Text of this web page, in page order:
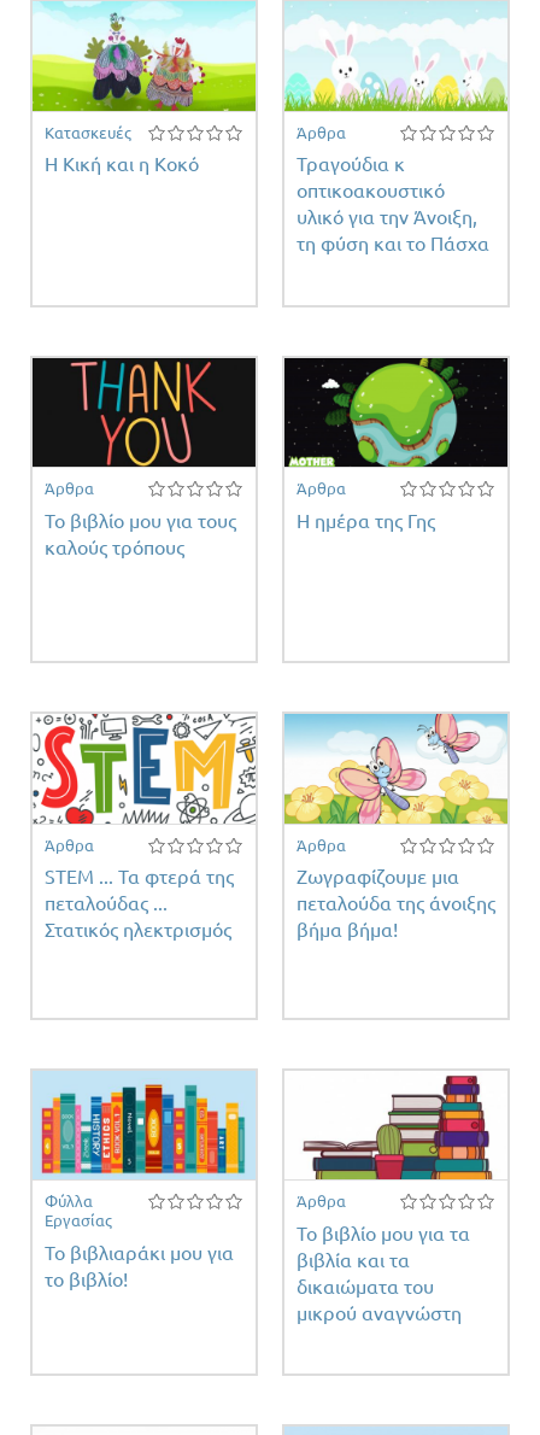
Κατασκευές
Η Κική και η Κοκό
Άρθρα
Τραγούδια κ
οπτικοακουστικό
υλικό για την Άνοιξη,
τη φύση και το Πάσχα
Άρθρα
Το βιβλίο μου για τους
καλούς τρόπους
Άρθρα
Η ημέρα της Γης
Άρθρα
STEM ... Τα φτερά της
πεταλούδας ...
Στατικός ηλεκτρισμός
Άρθρα
Ζωγραφίζουμε μια
πεταλούδα της άνοιξης
βήμα βήμα!
Φύλλα
Εργασίας
Το βιβλιαράκι μου για
το βιβλίο!
Άρθρα
Το βιβλίο μου για τα
βιβλία και τα
δικαιώματα του
μικρού αναγνώστη